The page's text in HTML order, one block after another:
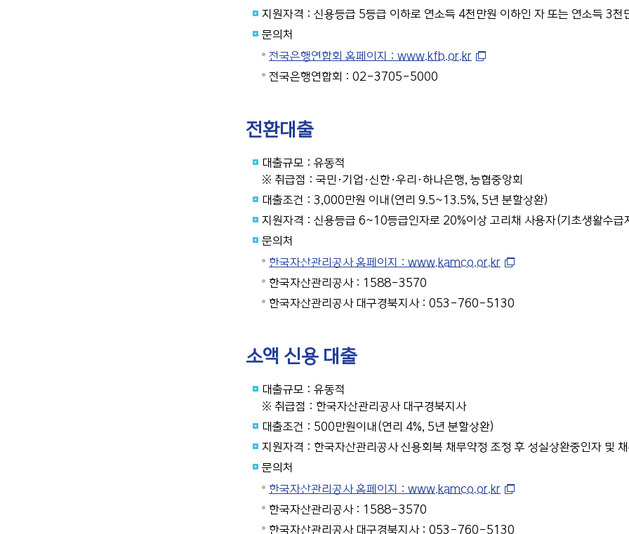
지원자격 : 신용등급 5등급 이하로 연소득 4천만원 이하인 자 또는 연소득 3천
문의처
전국은행연합회 홈페이지 : www.kfb.or.kr
전국은행연합회 : 02-3705-5000
전환대출
대출규모 : 유동적
※ 취급점 : 국민·기업·신한·우리·하나은행, 농협중앙회
대출조건 : 3,000만원 이내(연리 9.5~13.5%, 5년 분할상환)
지원자격 : 신용등급 6~10등급인자로 20%이상 고리채 사용자(기초생활수급
문의처
한국자산관리공사 홈페이지 : www.kamco.or.kr
한국자산관리공사 : 1588-3570
한국자산관리공사 대구경북지사 : 053-760-5130
소액 신용 대출
대출규모 : 유동적
※ 취급점 : 한국자산관리공사 대구경북지사
대출조건 : 500만원이내(연리 4%, 5년 분할상환)
지원자격 : 한국자산관리공사 신용회복 채무약정 조정 후 성실상환중인자 및
문의처
한국자산관리공사 홈페이지 : www.kamco.or.kr
한국자산관리공사 : 1588-3570
한국자산관리공사 대구경북지사 : 053-760-5130